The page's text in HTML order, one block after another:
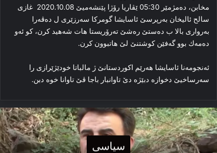
مخابن، دەمژمێر 05:30 ێڤاریا رۆژا پێنشەمیێ 2020.10.08 غازی
سالح ئالیخان بەرپرسێ ئاسایشا گومركا سەرزێری ل دەڤەرا
بەرواری بالا ب دەستێ رەشێ تەرۆریستا ھات شەھید كرن، كو ئەو
دەمەك بوو گەفێن كوشتنێ لێ ھاتبوون كرن.
ئەنجومەنا ئاسایشا ھەرێم اكوردستانێ ژ مالباتا خودێژێرازی را
سەرساخیێ دخوازە دبێژە دێ تاوانبار باجا ڤێ تاوانا خوە دبن.
سیاسی